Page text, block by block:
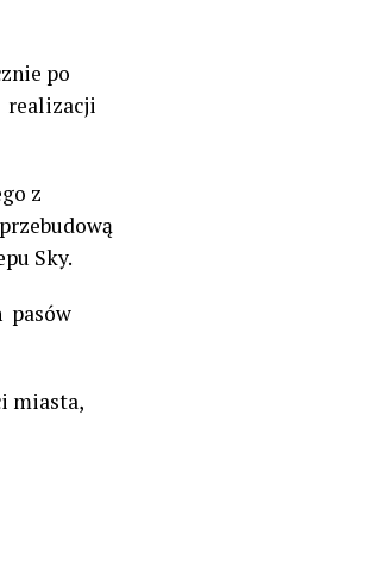
po
realizacji
z
Sky.
pasów
miasta,